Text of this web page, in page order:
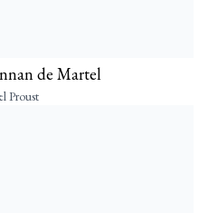
de Martel
Proust